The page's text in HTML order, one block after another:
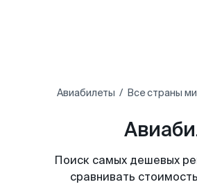
Авиабилеты Все страны
Поиск самых дешевых
сравнивать